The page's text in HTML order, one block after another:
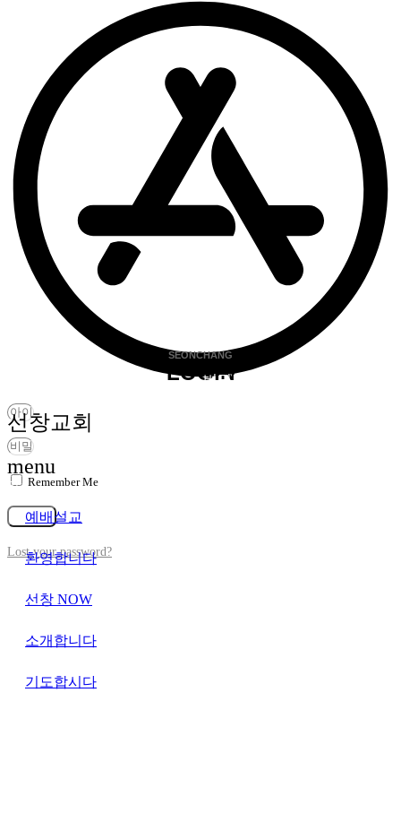
SEONCHANG
LOGIN
Remember Me
로그인
Lost your password?
입
비밀번호찾기
선창교회
menu
예배설교
환영합니다
선창 NOW
소개합니다
기도합시다